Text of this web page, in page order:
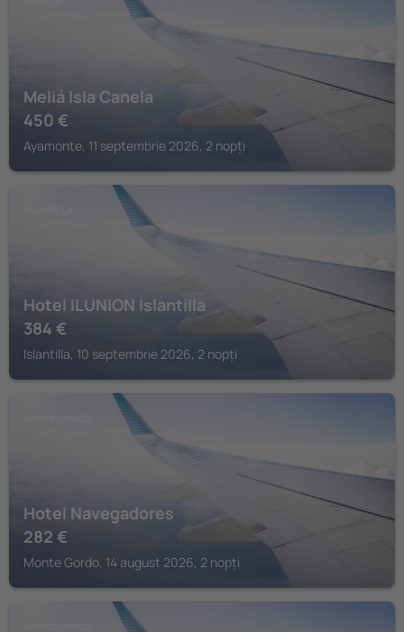
Meliá Isla Canela
450 €
Ayamonte, 11 septembrie 2026, 2 nopți
Hotel ILUNION Islantilla
384 €
Islantilla, 10 septembrie 2026, 2 nopți
Hotel Navegadores
282 €
Monte Gordo, 14 august 2026, 2 nopți